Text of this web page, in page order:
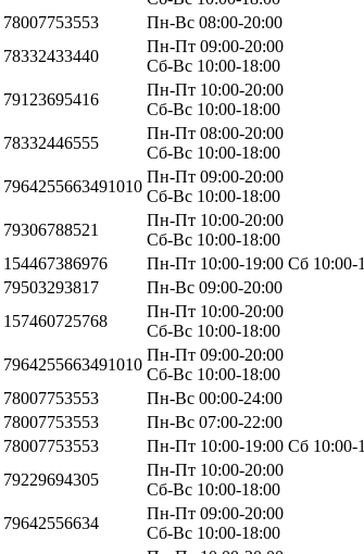
78007753553
Пн-Вс 08:00-20:00
78332433440
Пн-Пт 09:00-20:00
Сб-Вс 10:00-18:00
79123695416
Пн-Пт 10:00-20:00
Сб-Вс 10:00-18:00
78332446555
Пн-Пт 08:00-20:00
Сб-Вс 10:00-18:00
7964255663491010
Пн-Пт 09:00-20:00
Сб-Вс 10:00-18:00
79306788521
Пн-Пт 10:00-20:00
Сб-Вс 10:00-18:00
154467386976
Пн-Пт 10:00-19:00 Сб 10:00-
79503293817
Пн-Вс 09:00-20:00
157460725768
Пн-Пт 10:00-20:00
Сб-Вс 10:00-18:00
7964255663491010
Пн-Пт 09:00-20:00
Сб-Вс 10:00-18:00
78007753553
Пн-Вс 00:00-24:00
78007753553
Пн-Вс 07:00-22:00
78007753553
Пн-Пт 10:00-19:00 Сб 10:00-
79229694305
Пн-Пт 10:00-20:00
Сб-Вс 10:00-18:00
79642556634
Пн-Пт 09:00-20:00
Сб-Вс 10:00-18:00